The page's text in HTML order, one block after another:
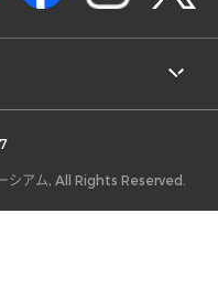
シアム, All Rights Reserved.